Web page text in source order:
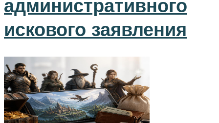
административного
искового заявления